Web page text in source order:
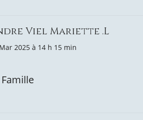
Viel Mariette .L
2025 à 14 h 15 min